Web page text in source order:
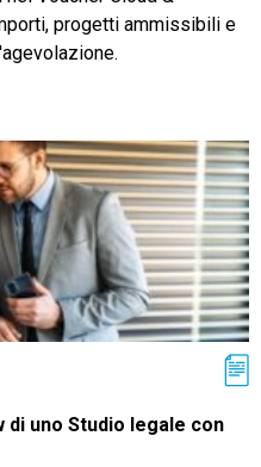
progetti ammissibili e
uno Studio legale con